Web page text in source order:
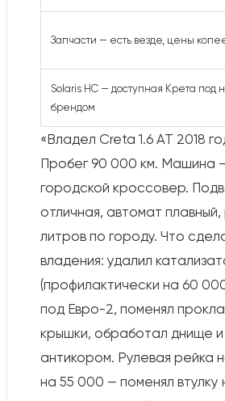
Запчасти — есть везде, цены
Solaris HC — доступная Крета под
брендом
«Владел Creta 1.6 AT 2018
Пробег 90 000 км. Машина
городской кроссовер.
отличная, автомат
литров по городу. Что
владения: удалил
(профилактически на 60
под Евро-2, поменял
крышки, обработал днище и
антикором. Рулевая рейка
на 55 000 — поменял втулку